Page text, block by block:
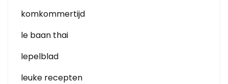
komkommertijd
le baan thai
lepelblad
leuke recepten